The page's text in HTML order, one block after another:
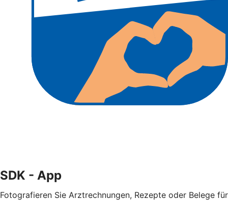
SDK - App
Fotografieren Sie Arztrechnungen, Rezepte oder Belege für